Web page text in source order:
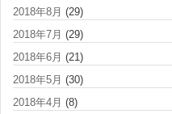
2018年8月 (29)
2018年7月 (29)
2018年6月 (21)
2018年5月 (30)
2018年4月 (8)